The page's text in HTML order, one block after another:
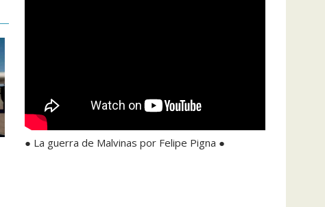
● La guerra de Malvinas por Felipe Pigna ●